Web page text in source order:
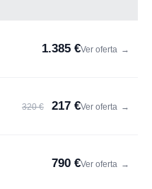
1.385 €Ver oferta →
320 € 217 €Ver oferta →
790 €Ver oferta →